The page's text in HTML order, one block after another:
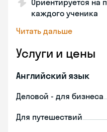
Ориентируется на
каждого ученика
Читать дальше
Услуги и цены
Английский язык
Деловой - для бизнеса
Для путешествий